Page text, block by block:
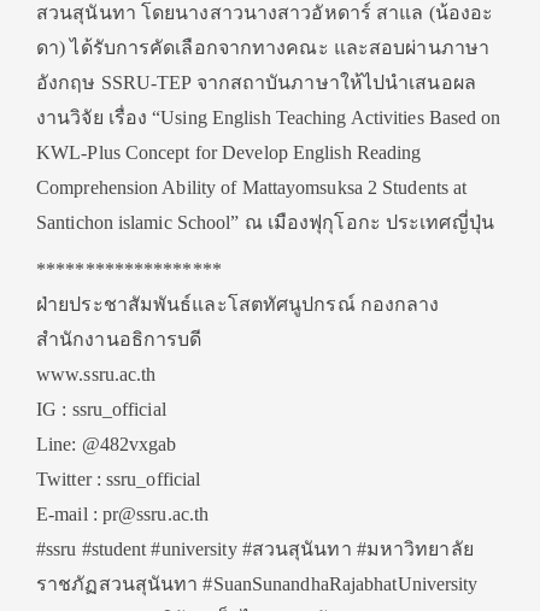
สวนสุนันทา โดยนางสาวนางสาวอัหดาร์ สาแล (น้องอะ
ดา) ได้รับการคัดเลือกจากทางคณะ และสอบผ่านภาษา
อังกฤษ SSRU-TEP จากสถาบันภาษาให้ไปนำเสนอผล
งานวิจัย เรื่อง “Using English Teaching Activities Based on
KWL-Plus Concept for Develop English Reading
Comprehension Ability of Mattayomsuksa 2 Students at
Santichon islamic School” ณ เมืองฟุกุโอกะ ประเทศญี่ปุ่น
*******************
ฝ่ายประชาสัมพันธ์และโสตทัศนูปกรณ์ กองกลาง
สำนักงานอธิการบดี
www.ssru.ac.th
IG : ssru_official
Line: @482vxgab
Twitter : ssru_official
E-mail : pr@ssru.ac.th
#ssru #student #university #สวนสุนันทา #มหาวิทยาลัย
ราชภัฏสวนสุนันทา #SuanSunandhaRajabhatUniversity